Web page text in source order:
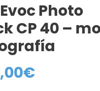
Photo
CP 40 –
€El
precio